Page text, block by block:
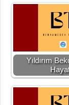
Yıldırım